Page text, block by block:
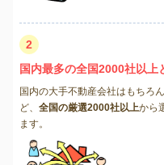
2
国内最多の全国2000社以上
国内の大手不動産会社はもちろ
ど、 全国の厳選2000社以上から
ます。